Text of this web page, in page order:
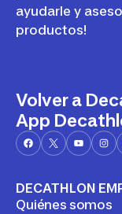
ayudarle y
productos!
Volver a
App
DECATHLON
Quiénes somos